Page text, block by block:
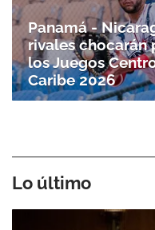
Panamá -
rivales chocarán
los Juegos
Caribe 2026
Lo último